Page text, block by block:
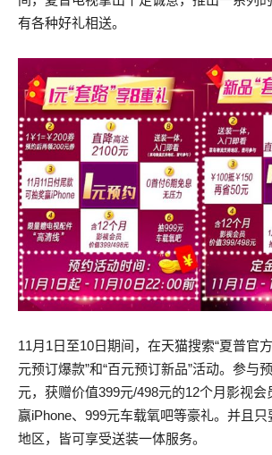
有各种好礼相送。
11月1日至10日期间，在天猫搜索“夏普官
元预订爆款”和“百元预订新品”活动。参与
元，获赠价值399元/498元的12个月影视会
赢iPhone、999元车载氧吧等豪礼。并且
地区，皆可享受送装一体服务。